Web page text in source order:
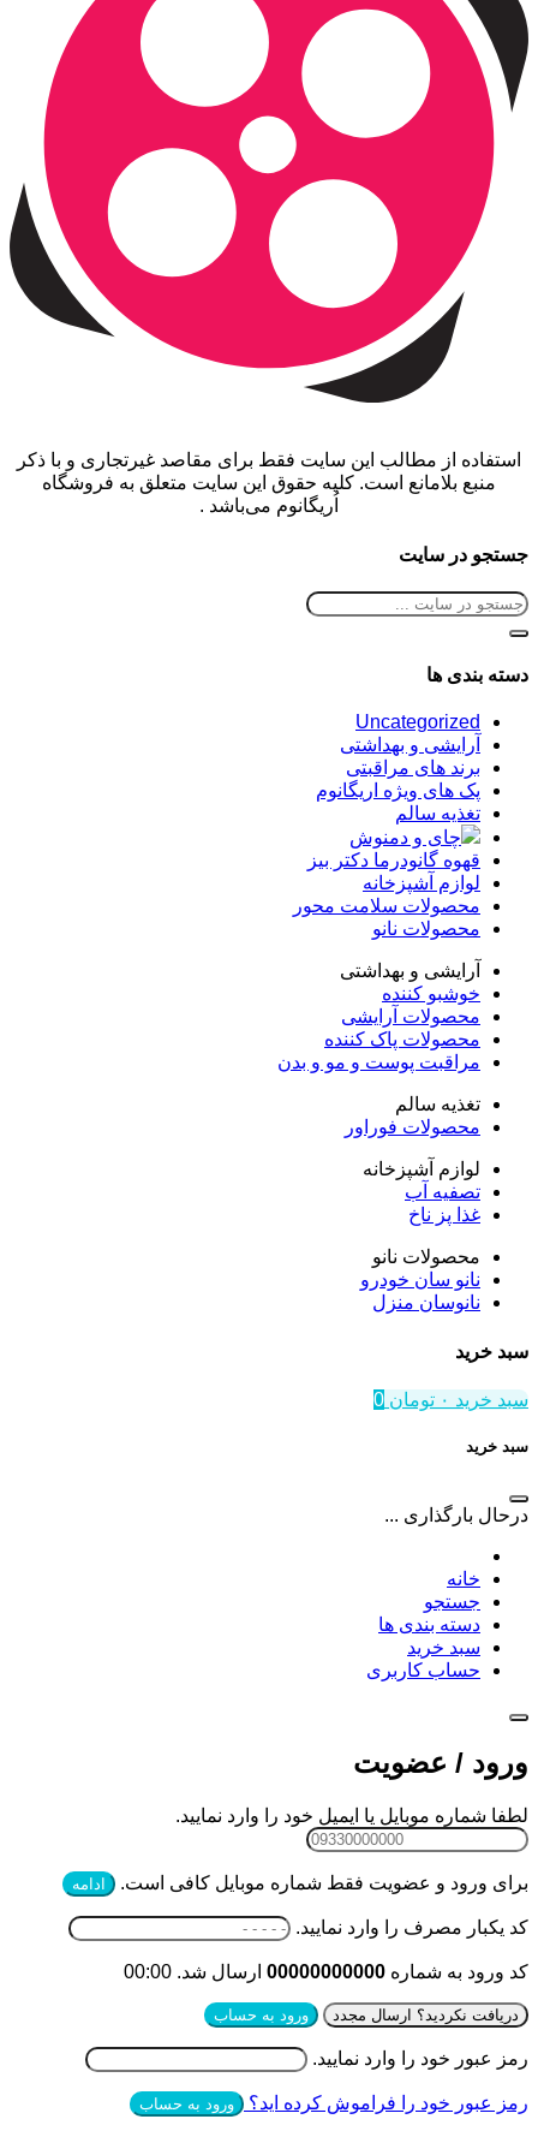
استفاده از مطالب این سایت فقط برای مقاصد غیرتجاری و با ذکر
منبع بلامانع است. کلیه حقوق این سایت متعلق به فروشگاه
اُریگانوم می‌باشد .
جستجو در سایت
دسته بندی ها
Uncategorized
آرایشی و بهداشتی
برند های مراقبتی
پک های ویژه اریگانوم
تغذیه سالم
چای و دمنوش
قهوه گانودرما دکتر بیز
لوازم آشپزخانه
محصولات سلامت محور
محصولات نانو
آرایشی و بهداشتی
خوشبو کننده
محصولات آرایشی
محصولات پاک کننده
مراقبت پوست و مو و بدن
تغذیه سالم
محصولات فوراور
لوازم آشپزخانه
تصفیه آب
غذا پز ناخ
محصولات نانو
نانو سان خودرو
نانوسان منزل
سبد خرید
سبد خرید ۰ تومان 0
سبد خرید
درحال بارگذاری ...
خانه
جستجو
دسته بندی ها
سبد خرید
حساب کاربری
ورود / عضویت
لطفا شماره موبایل یا ایمیل خود را وارد نمایید.
برای ورود و عضویت فقط شماره موبایل کافی است. ادامه
کد یکبار مصرف را وارد نمایید.
کد ورود به شماره 00000000000 ارسال شد. 00:00
دریافت نکردید؟ ارسال مجدد ورود به حساب
رمز عبور خود را وارد نمایید.
رمز عبور خود را فراموش کرده اید؟ ورود به حساب